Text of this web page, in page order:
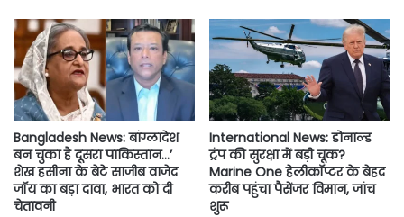
Bangladesh News: बांग्लादेश
बन चुका है दूसरा पाकिस्तान…’
शेख हसीना के बेटे साजीब वाजेद
जॉय का बड़ा दावा, भारत को दी
चेतावनी
International News: डोनाल्ड
ट्रंप की सुरक्षा में बड़ी चूक?
Marine One हेलीकॉप्टर के बेहद
करीब पहुंचा पैसेंजर विमान, जांच
शुरू